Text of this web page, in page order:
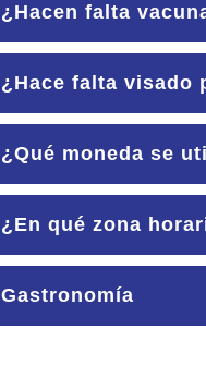
¿Hacen falta
¿Hace falta visado
¿Qué moneda se
¿En qué zona
Gastronomía